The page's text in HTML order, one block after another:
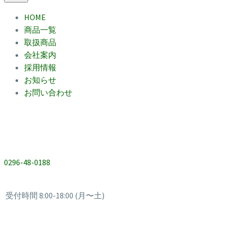
HOME
商品一覧
取扱商品
会社案内
採用情報
お知らせ
お問い合わせ
0296-48-0188
受付時間 8:00-18:00 (月〜土)